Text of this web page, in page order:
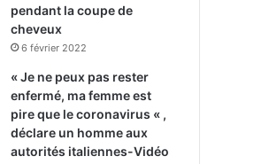
pendant la coupe de
cheveux
6 février 2022
« Je ne peux pas rester
enfermé, ma femme est
pire que le coronavirus « ,
déclare un homme aux
autorités italiennes-Vidéo